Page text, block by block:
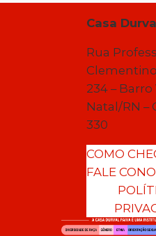
Casa
Rua
234 –
Natal/RN –
330
COMO
FALE